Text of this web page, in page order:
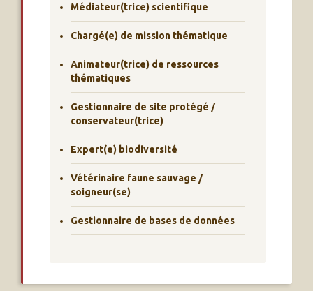
Médiateur(trice) scientifique
Chargé(e) de mission thématique
Animateur(trice) de ressources
thématiques
Gestionnaire de site protégé /
conservateur(trice)
Expert(e) biodiversité
Vétérinaire faune sauvage /
soigneur(se)
Gestionnaire de bases de données